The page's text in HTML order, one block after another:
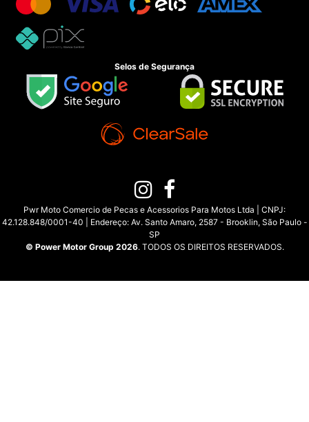
Selos de Segurança
Pwr Moto Comercio de Pecas e Acessorios Para Motos Ltda | CNPJ:
42.128.848/0001-40 | Endereço: Av. Santo Amaro, 2587 - Brooklin, São Paulo -
SP
© Power Motor Group 2026. TODOS OS DIREITOS RESERVADOS.